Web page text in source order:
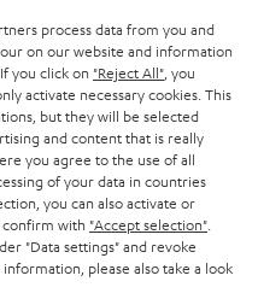
Stereo-Set ausbaubare POWER
Stereo-Receiverwie die
Denon Receiver DRA 800H
zum Stereo-Set erweitern oder
Edition mit gehörigem Bass
ist derPOWER HIFI Tower
gut schallisoliert oder deine
process data from you and
on our website and information
you click on "Reject All" , you
activate necessary cookies. This
but they will be selected
and content that is really
you agree to the use of all
of your data in countries
you can also activate or
confirm with "Accept selection"
"Data settings" and revoke
please also take a look